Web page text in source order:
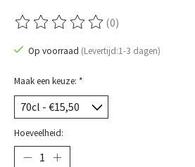
De beoordeling van dit product is
(0)
Op voorraad (Levertijd:1-3 dagen)
Maak een keuze: *
Hoeveelheid: